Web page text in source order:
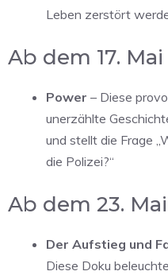
Leben zerstört
Ab dem 17. Mai
Power – Diese
unerzählte
und stellt die Frage
die Polizei?“
Ab dem 23. Mai
Der Aufstieg und
Diese Doku